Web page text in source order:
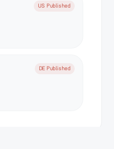
US Published
DE Published